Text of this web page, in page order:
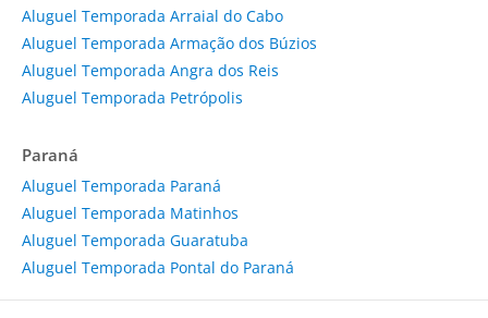
Aluguel Temporada Arraial do Cabo
Aluguel Temporada Armação dos Búzios
Aluguel Temporada Angra dos Reis
Aluguel Temporada Petrópolis
Paraná
Aluguel Temporada Paraná
Aluguel Temporada Matinhos
Aluguel Temporada Guaratuba
Aluguel Temporada Pontal do Paraná